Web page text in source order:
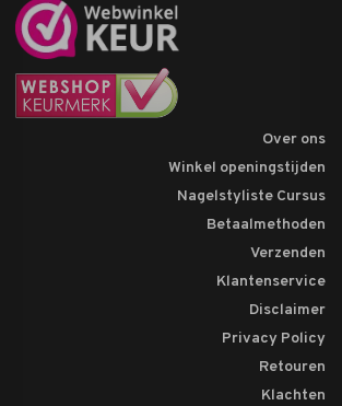
Over ons
Winkel openingstijden
Nagelstyliste Cursus
Betaalmethoden
Verzenden
Klantenservice
Disclaimer
Privacy Policy
Retouren
Klachten